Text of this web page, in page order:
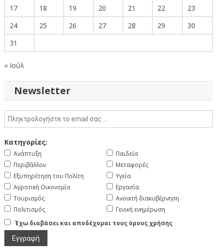
17
18 19 20 21 22
23
24
25 26 27 28 29
30
31
« Ιούλ
Newsletter
Κατηγορίες:
Ανάπτυξη
Περιβάλλον
Εξυπηρέτηση του Πολίτη
Αγροτική Οικονομία
Τουρισμός
Πολιτισμός
Παιδεία
Μεταφορές
Υγεία
Εργασία
Ανοικτή διακυβέρνηση
Γενική ενημέρωση
Έχω διαβάσει και αποδέχομαι τους όρους χρήσης